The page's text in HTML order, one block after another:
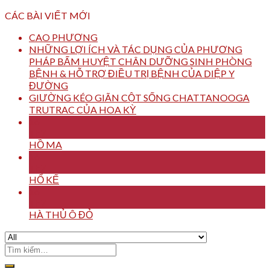
CÁC BÀI VIẾT MỚI
CAO PHƯƠNG
NHỮNG LỢI ÍCH VÀ TÁC DỤNG CỦA PHƯƠNG
PHÁP BẤM HUYỆT CHÂN DƯỠNG SINH PHÒNG
BỆNH & HỖ TRỢ ĐIỀU TRỊ BỆNH CỦA DIỆP Y
ĐƯỜNG
GIƯỜNG KÉO GIÃN CỘT SỐNG CHATTANOOGA
TRUTRAC CỦA HOA KỲ
HỒ MA
HỔ KẾ
HÀ THỦ Ô ĐỎ
Tìm
kiếm: